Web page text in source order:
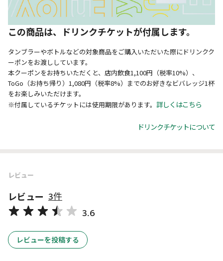
この商品は、ドリンクチケットが付属します。
タンブラーやボトルなどの対象商品をご購入いただいた際にドリンクク
ーポンをお渡ししています。
本クーポンをお持ちいただくと、店内飲食1,100円（税率10%）、
ToGo（お持ち帰り）1,080円（税率8%）までのお好きなビバレッジ1杯
をお楽しみいただけます。
※付属しているチケットには使用期限があります。 詳しくはこちら
ドリンクチケットについて
レビュー
レビュー 3件
3.6
レビューを投稿する